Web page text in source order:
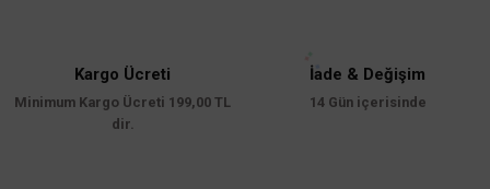
Kargo Ücreti
Minimum Kargo Ücreti 199,00 TL
dir.
İade & Değişim
14 Gün içerisinde